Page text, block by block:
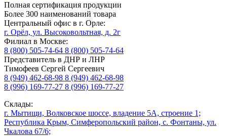
Полная сертификация продукции
Более 300 наименований товара
Центральный офис в г. Орле:
г. Орёл, ул. Высоковольтная, д. 2г
Филиал в Москве:
8 (800) 505-74-64 8 (800) 505-74-64
Представитель в ДНР и ЛНР
Тимофеев Сергей Сергеевич
8 (949) 462-68-98 8 (949) 462-68-98
8 (996) 169-77-27 8 (996) 169-77-27
Склады:
г. Мытищи, Волковское шоссе, владение 5А, строение 1;
Республика Крым, Симферопольский район, с. Фонтаны, ул.
Чкалова 67/6;